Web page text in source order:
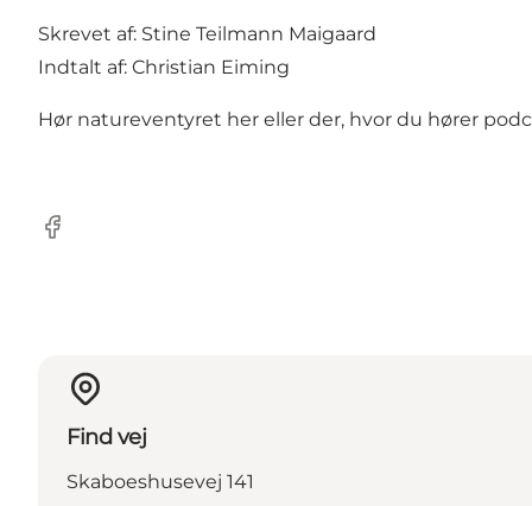
Skrevet af: Stine Teilmann Maigaard
Indtalt af: Christian Eiming
Hør natureventyret her eller der, hvor du hører
Facebook
Find vej
Skaboeshusevej 141